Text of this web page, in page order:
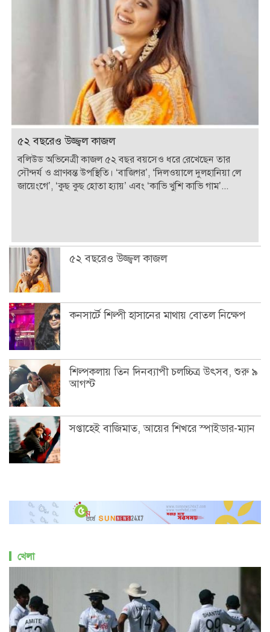
৫২ বছরেও উজ্জ্বল কাজল
বলিউড অভিনেত্রী কাজল ৫২ বছর বয়সেও ধরে রেখেছেন তার
সৌন্দর্য ও প্রাণবন্ত উপস্থিতি। ‘বাজিগর’, ‘দিলওয়ালে দুলহানিয়া লে
জায়েংগে’, ‘কুছ কুছ হোতা হ্যায়’ এবং ‘কাভি খুশি কাভি গাম’...
৫২ বছরেও উজ্জ্বল কাজল
কনসার্টে শিল্পী হাসানের মাথায় বোতল নিক্ষেপ
শিল্পকলায় তিন দিনব্যাপী চলচ্চিত্র উৎসব, শুরু ৯
আগস্ট
সপ্তাহেই বাজিমাত, আয়ের শিখরে স্পাইডার-ম্যান
খেলা